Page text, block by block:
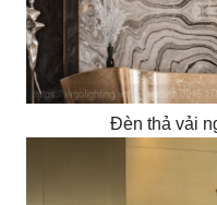
Đèn thả vải